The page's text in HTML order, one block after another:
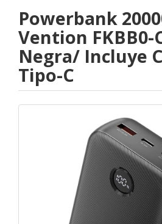
Powerbank
Vention FKBB0-
Negra/ Incluye
Tipo-C